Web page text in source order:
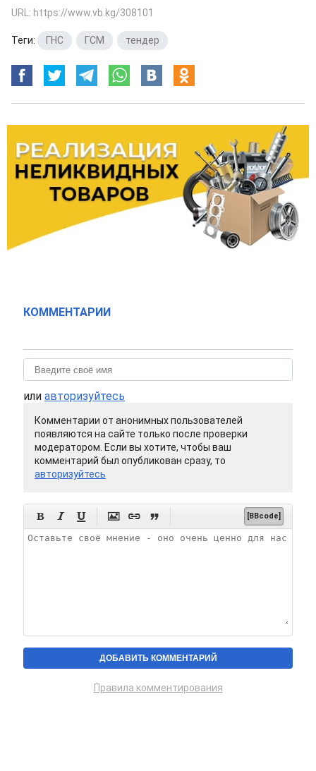
URL: https://www.vb.kg/308101
Теги: ГНС ГСМ тендер
КОММЕНТАРИИ
или авторизуйтесь
Комментарии от анонимных пользователей
появляются на сайте только после проверки
модератором. Если вы хотите, чтобы ваш
комментарий был опубликован сразу, то
авторизуйтесь
      [BBcode]
Правила комментирования